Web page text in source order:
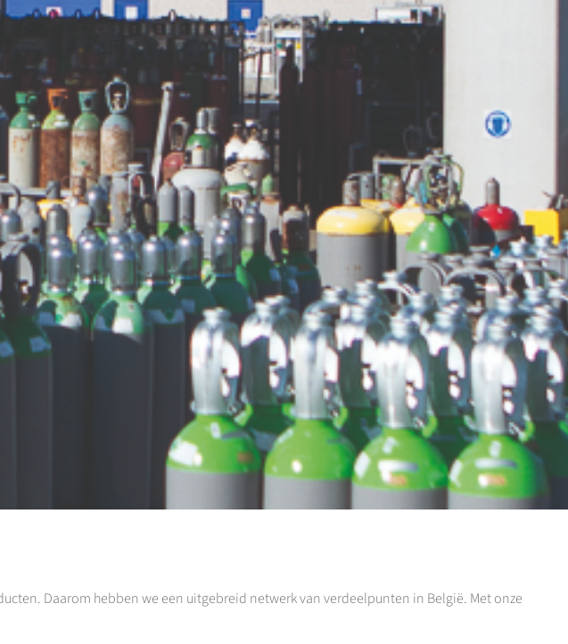
Daarom hebben we een uitgebreid netwerk van verdeelpunten in België. Met onze